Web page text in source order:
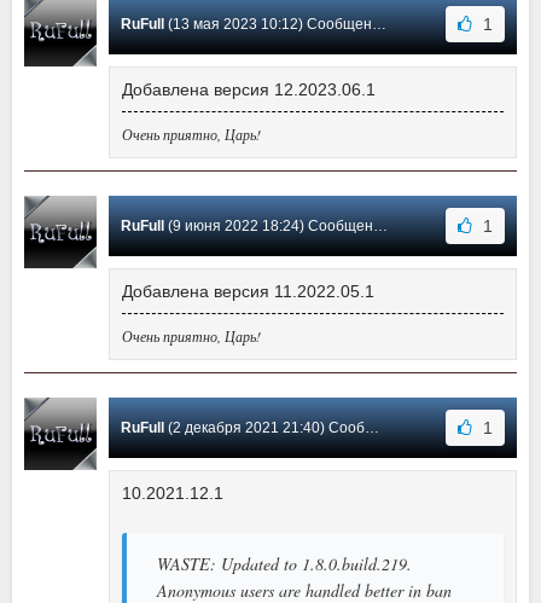
RuFull(13 мая 2023 10:12) Сообщение #38 1
Добавлена версия 12.2023.06.1
Очень приятно, Царь!
RuFull(9 июня 2022 18:24) Сообщение #37 1
Добавлена версия 11.2022.05.1
Очень приятно, Царь!
RuFull(2 декабря 2021 21:40) Сообщение #36 1
10.2021.12.1
WASTE: Updated to 1.8.0.build.219.
Anonymous users are handled better in ban